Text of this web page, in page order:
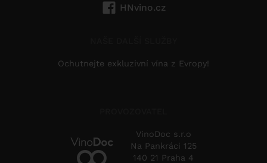
HNvino.cz
Ochutnejte exkluzivní vína z Evropy!
VinoDoc s.r.o
Na Pankráci 125
140 21 Praha 4